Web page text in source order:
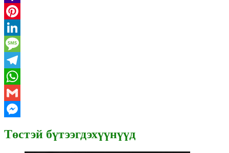
Yahoo
Mail
Pinterest
LinkedIn
Message
Telegram
WhatsApp
Gmail
Төстэй бүтээгдэхүүнүүд